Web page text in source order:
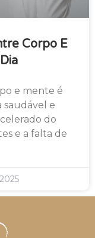
Corpo E
e mente é
e
do
e a falta de